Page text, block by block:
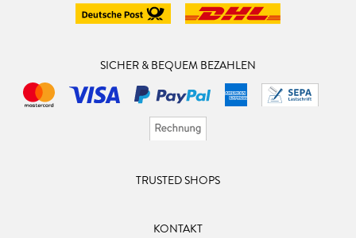
SICHER & BEQUEM BEZAHLEN
TRUSTED SHOPS
KONTAKT